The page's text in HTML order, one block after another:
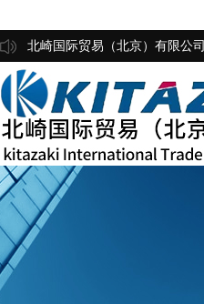
北崎国际贸易（北京）有限公司